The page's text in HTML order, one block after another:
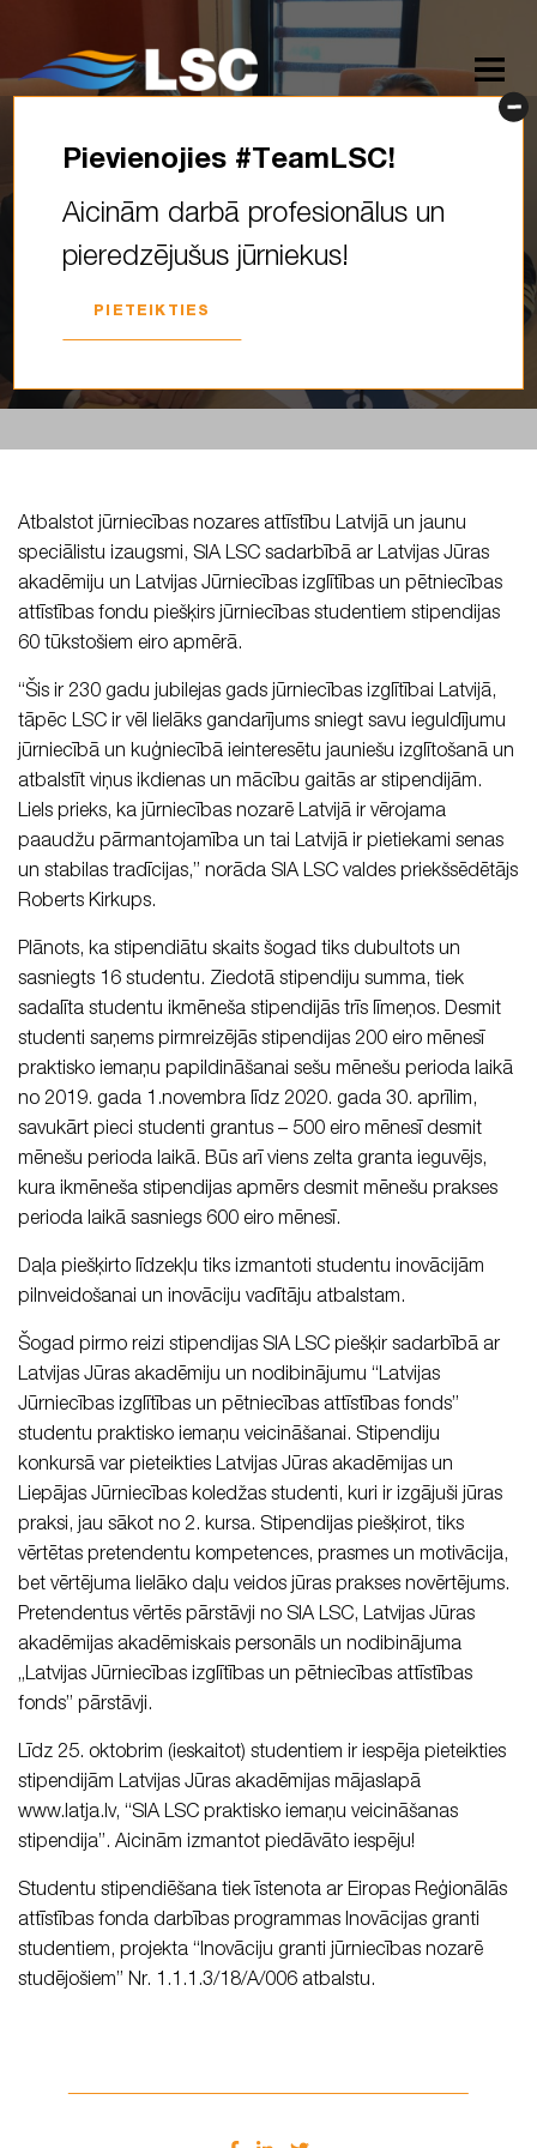
LSC piešķirs dāsnas
stipendijas jūrniecības
studentiem
Atbalstot jūrniecības nozares attīstību Latvijā un jaunu
speciālistu izaugsmi, SIA LSC sadarbībā ar Latvijas Jūras
akadēmiju un Latvijas Jūrniecības izglītības un pētniecības
attīstības fondu piešķirs jūrniecības studentiem stipendijas
60 tūkstošiem eiro apmērā.
“Šis ir 230 gadu jubilejas gads jūrniecības izglītībai Latvijā,
tāpēc LSC ir vēl lielāks gandarījums sniegt savu ieguldījumu
jūrniecībā un kuģniecībā ieinteresētu jauniešu izglītošanā un
atbalstīt viņus ikdienas un mācību gaitās ar stipendijām.
Liels prieks, ka jūrniecības nozarē Latvijā ir vērojama
paaudžu pārmantojamība un tai Latvijā ir pietiekami senas
un stabilas tradīcijas,” norāda SIA LSC valdes priekšsēdētājs
Roberts Kirkups.
Plānots, ka stipendiātu skaits šogad tiks dubultots un
sasniegts 16 studentu. Ziedotā stipendiju summa, tiek
sadalīta studentu ikmēneša stipendijās trīs līmeņos. Desmit
studenti saņems pirmreizējās stipendijas 200 eiro mēnesī
praktisko iemaņu papildināšanai sešu mēnešu perioda laikā
no 2019. gada 1.novembra līdz 2020. gada 30. aprīlim,
savukārt pieci studenti grantus – 500 eiro mēnesī desmit
mēnešu perioda laikā. Būs arī viens zelta granta ieguvējs,
kura ikmēneša stipendijas apmērs desmit mēnešu prakses
perioda laikā sasniegs 600 eiro mēnesī.
Daļa piešķirto līdzekļu tiks izmantoti studentu inovācijām
pilnveidošanai un inovāciju vadītāju atbalstam.
Šogad pirmo reizi stipendijas SIA LSC piešķir sadarbībā ar
Latvijas Jūras akadēmiju un nodibinājumu “Latvijas
Jūrniecības izglītības un pētniecības attīstības fonds”
studentu praktisko iemaņu veicināšanai. Stipendiju
konkursā var pieteikties Latvijas Jūras akadēmijas un
Liepājas Jūrniecības koledžas studenti, kuri ir izgājuši jūras
praksi, jau sākot no 2. kursa. Stipendijas piešķirot, tiks
vērtētas pretendentu kompetences, prasmes un motivācija,
bet vērtējuma lielāko daļu veidos jūras prakses novērtējums.
Pretendentus vērtēs pārstāvji no SIA LSC, Latvijas Jūras
akadēmijas akadēmiskais personāls un nodibinājuma
„Latvijas Jūrniecības izglītības un pētniecības attīstības
fonds” pārstāvji.
Līdz 25. oktobrim (ieskaitot) studentiem ir iespēja pieteikties
stipendijām Latvijas Jūras akadēmijas mājaslapā
www.latja.lv, “SIA LSC praktisko iemaņu veicināšanas
stipendija”. Aicinām izmantot piedāvāto iespēju!
Studentu stipendiēšana tiek īstenota ar Eiropas Reģionālās
attīstības fonda darbības programmas Inovācijas granti
studentiem, projekta “Inovāciju granti jūrniecības nozarē
studējošiem” Nr. 1.1.1.3/18/A/006 atbalstu.
Pievienojies #TeamLSC!
Aicinām darbā profesionālus un
pieredzējušus jūrniekus!
PIETEIKTIES